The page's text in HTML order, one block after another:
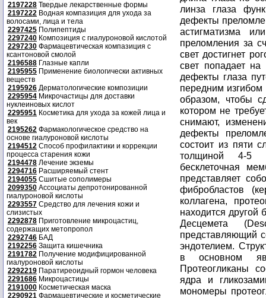
2197228 Твердые лекарственные формы
2197222 Водная компазиция для ухода за
волосами, лица и тела
2297425 Полипептиды
2297240 Композиция с гиалуроновой кислотой
2297230 Фармацевтическая компазиция с
ксантоновой смолой
2196588 Глазные капли
2195955 Применение биологически активных
веществ
2195926 Дерматологические композиции
2295954 Микрочастицы для доставки
нуклеиновых кислот
2295951 Косметика для ухода за кожей лица и
век
2195262 Фармакологическое средство на
основе гиалуроновой кислоты
2194512 Способ профилактики и коррекции
процесса старения кожи
2194478 Лечение экземы
2294716 Расширяемый стент
2194055 Сшитые сополимеры
2099350 Ассоциаты депротонированной
гиалуроновой кислоты
2293557 Средство для лечения кожи и
слизистых
2292878 Приготовление микроцастиц,
содержащих метопропол
2292746 БАД
2192256 Защита кишечника
2191782 Получение модифицированной
гиалуроновой кислоты
2292219 Паратиреоидный гормон человека
2291686 Микроцастицы
2191000 Косметическая маска
2290921 Фармацевтические и косметические
линза глаза
дефекты
астигматизма
преломления за
свет достигнет
свет попадает на
дефекты глаза
передним изгибом
образом, чтобы
котором не
снимают,
дефекты
состоит из пяти
толщиной 4-5
бесклеточная
представляет
фибробластов
коллагена,
находится
Десцемета
представляющий
эндотелием.
в основном
Протеогликаны
ядра и
мономеры